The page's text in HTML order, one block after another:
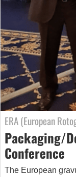
ERA (European
Packaging/
Conference
The European